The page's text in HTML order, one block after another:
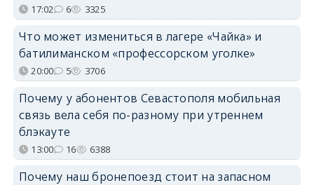
17:02 6 3325
Что может измениться в лагере «Чайка» и
батилиманском «профессорском уголке»
20:00 5 3706
Почему у абонентов Севастополя мобильная
связь вела себя по-разному при утреннем
блэкауте
13:00 16 6388
Почему наш бронепоезд стоит на запасном